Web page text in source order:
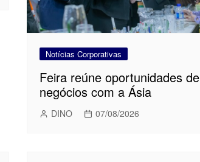
Notícias Corporativas
Feira reúne oportunidades de
negócios com a Ásia
DINO 07/08/2026